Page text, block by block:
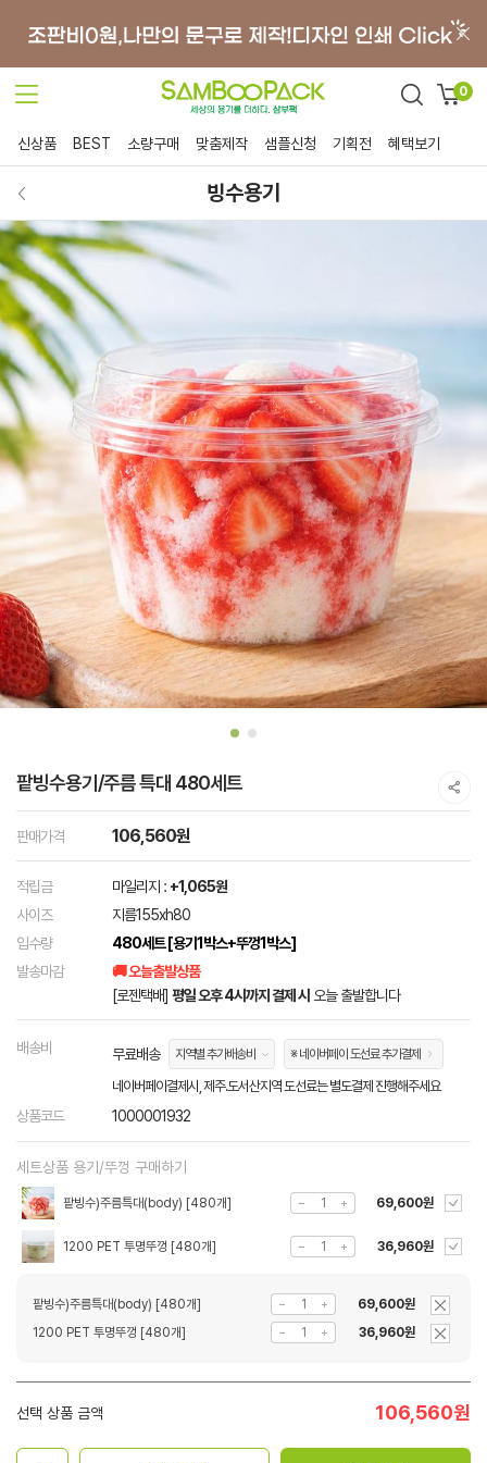
0
신상품 BEST 소량구매 맞춤제작 샘플신청 기획전 혜택보기
빙수용기
팥빙수용기/주름 특대 480세트
판매가격 106,560원
적립금 마일리지 : +1,065원
사이즈
지름155xh80
입수량
480세트 [용기1박스+뚜껑1박스]
발송마감
🚚 오늘출발상품
[로젠택배] 평일 오후 4시까지 결제 시 오늘 출발합니다
배송비 무료배송 지역별 추가배송비 ※ 네이버페이 도선료 추가결제
네이버페이결제시, 제주.도서산지역 도선료는 별도결제 진행해주세요
상품코드 1000001932
세트상품 용기/뚜껑 구매하기
팥빙수)주름특대(body) [480개] 69,600원
1200 PET 투명뚜껑 [480개] 36,960원
팥빙수)주름특대(body) [480개]
69,600원
1200 PET 투명뚜껑 [480개]
36,960원
선택 상품 금액 106,560원